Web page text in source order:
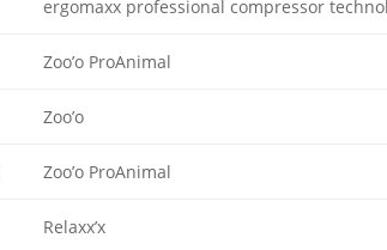
ergomaxx professional compressor
Zoo’o ProAnimal
Zoo’o
Zoo’o ProAnimal
Relaxx’x